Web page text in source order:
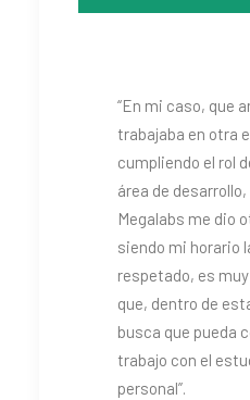
“En mi caso, que
trabajaba en otra
cumpliendo el rol
área de
Megalabs me dio
siendo mi horario
respetado, es
que, dentro de
busca que pueda
trabajo con el
personal”.